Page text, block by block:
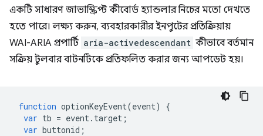
একটি সাধারণ জাভাস্ক্রিপ্ট কীবোর্ড হ্যান্ডলার নিচের মতো দেখতে
হতে পারে। লক্ষ্য করুন, ব্যবহারকারীর ইনপুটের প্রতিক্রিয়ায়
WAI-ARIA প্রপার্টি aria-activedescendant কীভাবে বর্তমান
সক্রিয় টুলবার বাটনটিকে প্রতিফলিত করার জন্য আপডেট হয়।
function optionKeyEvent(event)
{
var tb = event . target ;
var buttonid ;